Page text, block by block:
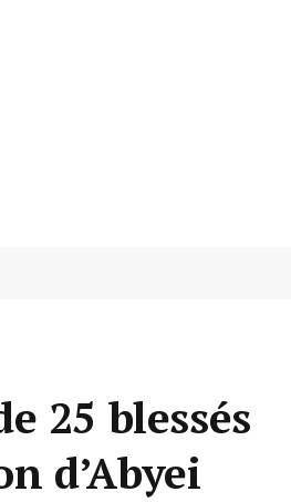
25 blessés
d’Abyei